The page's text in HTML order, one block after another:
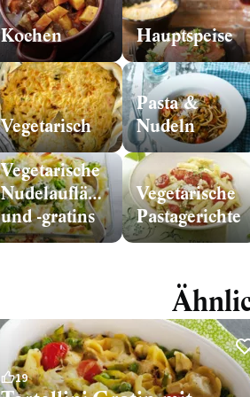
Kochen Hauptspeise
Vegetarisch
Pasta &
Nudeln
Vegetarische
Nudelaufläufe
und -gratins
Vegetarische
Pastagerichte
19